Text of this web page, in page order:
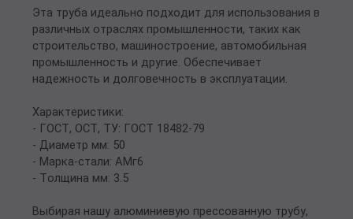
Эта труба идеально подходит для использования в
различных отраслях промышленности, таких как
строительство, машиностроение, автомобильная
промышленность и другие. Обеспечивает
надежность и долговечность в эксплуатации.
Характеристики:
- ГОСТ, ОСТ, ТУ: ГОСТ 18482-79
- Диаметр мм: 50
- Марка-стали: АМг6
- Толщина мм: 3.5
Выбирая нашу алюминиевую прессованную трубу,